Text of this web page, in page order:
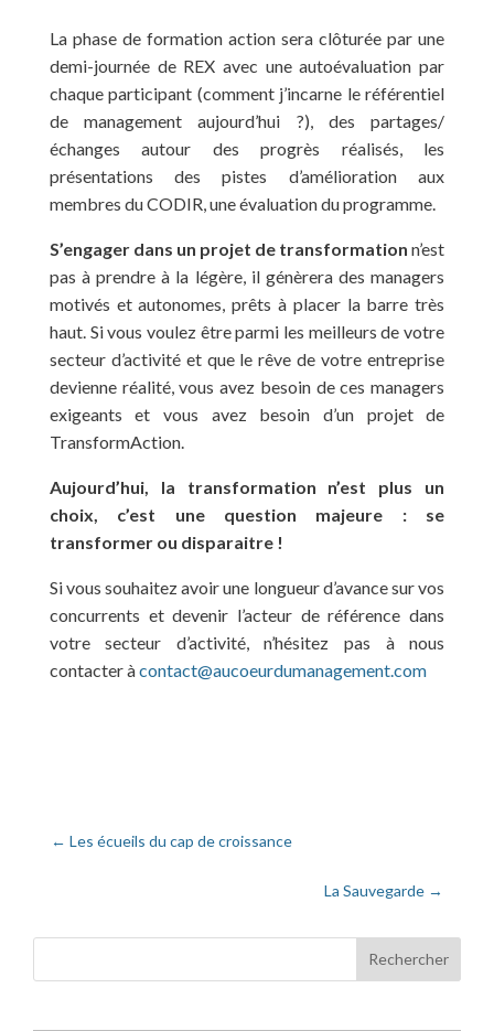
La phase de formation action sera clôturée par une
demi-journée de REX avec une autoévaluation par
chaque participant (comment j’incarne le référentiel
de management aujourd’hui ?), des partages/
échanges autour des progrès réalisés, les
présentations des pistes d’amélioration aux
membres du CODIR, une évaluation du programme.
S’engager dans un projet de transformation n’est
pas à prendre à la légère, il génèrera des managers
motivés et autonomes, prêts à placer la barre très
haut. Si vous voulez être parmi les meilleurs de votre
secteur d’activité et que le rêve de votre entreprise
devienne réalité, vous avez besoin de ces managers
exigeants et vous avez besoin d’un projet de
TransformAction.
Aujourd’hui, la transformation n’est plus un
choix, c’est une question majeure : se
transformer ou disparaitre !
Si vous souhaitez avoir une longueur d’avance sur vos
concurrents et devenir l’acteur de référence dans
votre secteur d’activité, n’hésitez pas à nous
contacter àcontact@aucoeurdumanagement.com
← Les écueils du cap de croissance
La Sauvegarde →